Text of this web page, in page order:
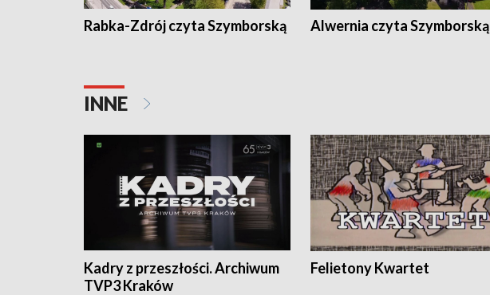
Rabka-Zdrój czyta Szymborską Alwernia czyta Szymborską
INNE
Kadry z przeszłości. Archiwum
TVP3 Kraków
Felietony Kwartet